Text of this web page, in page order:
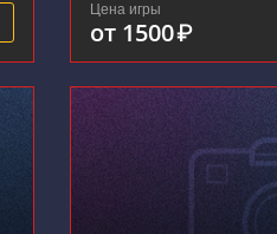
Цена игры
от 1500₽